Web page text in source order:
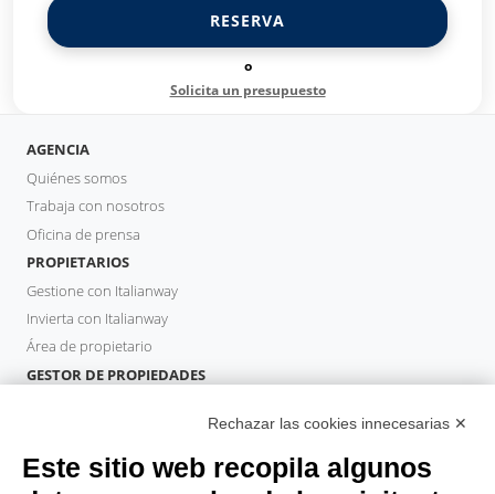
RESERVA
o
Solicita un presupuesto
AGENCIA
Quiénes somos
Trabaja con nosotros
Oficina de prensa
PROPIETARIOS
Gestione con Italianway
Invierta con Italianway
Área de propietario
GESTOR DE PROPIEDADES
HUÉSPEDES
Reserve una estancia
Rechazar las cookies innecesarias ✕
Este sitio web recopila algunos